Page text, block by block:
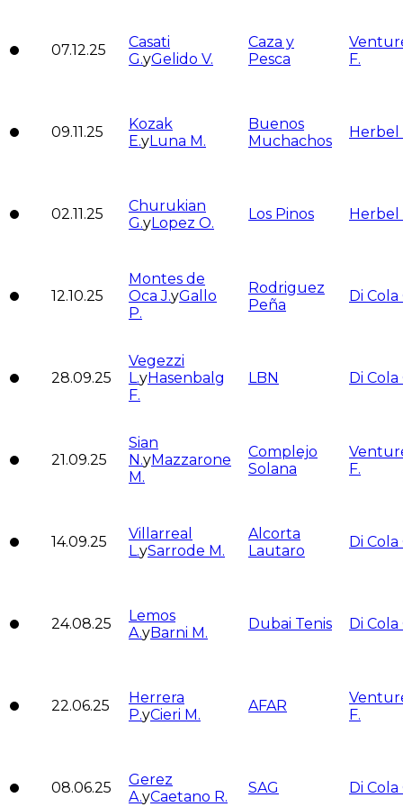
07.12.25
Casati
G.yGelido V.
Caza y
Pesca
F.
09.11.25
Kozak
E.yLuna M.
Buenos
Muchachos
Herbel
02.11.25
Churukian
G.yLopez O.
Los Pinos Herbel
12.10.25
Montes de
Oca J.yGallo
P.
Rodriguez
Peña
Di Cola
28.09.25
Vegezzi
L.yHasenbalg
F.
LBN Di Cola
21.09.25
Sian
N.yMazzarone
M.
Complejo
Solana
F.
14.09.25
Villarreal
L.ySarrode M.
Alcorta
Lautaro
Di Cola
24.08.25
Lemos
A.yBarni M.
Dubai Tenis Di Cola
22.06.25
Herrera
P.yCieri M.
AFAR
F.
08.06.25
Gerez
A.yCaetano R.
SAG Di Cola